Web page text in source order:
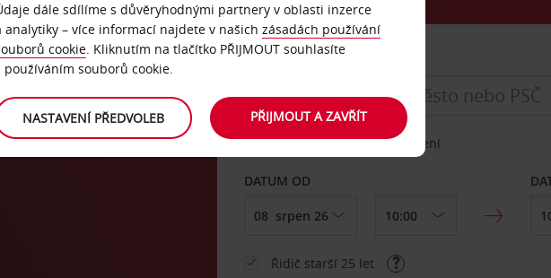
Vyberte si jiné místo vrácení
DATUM OD
Řidič starší 25 let
dále sdílíme s důvěryhodnými partnery v oblasti inzerce
analytiky – více informací najdete v našich zásadách používání
cookie. Kliknutím na tlačítko PŘIJMOUT souhlasíte
používáním souborů cookie.
NASTAVENÍ PŘEDVOLEB PŘIJMOUT A ZAVŘÍT